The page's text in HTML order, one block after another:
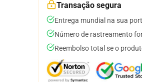
Transação segura
Entrega mundial na sua
Número de rastreamento
Reembolso total se o